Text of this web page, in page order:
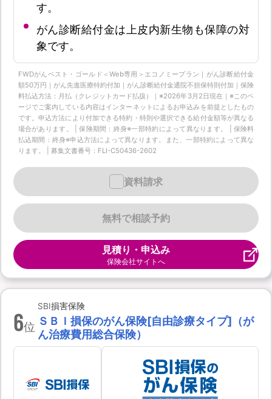
す。
がん診断給付金は上皮内新生物も保障の対
象です。
FWDがんベスト・ゴールド＜Web専用＞エコノミープラン｜がん診断給付金
額50万円｜がん先進医療特約付加｜がん診断給付金通院不担保特則付加｜保険
料払込方法：月払（クレジットカード払扱）｜※2026年3月2日現在｜※このペ
ージでご案内している内容はインターネットによるお申込みを前提としたもの
です。申込方法により付加できる特約・特則や選択できる給付金額等が異なる
場合があります。 | 保険期間：終身※一部特約によって異なります。 | 保険料
払込期間：終身※申込方法によって異なります。また、一部特約によって異な
ります。 | 募集文書番号：FLI-C50436-2602
無料で相談予約
資料請求
見積り・申込み
保険会社サイトへ
6位
SBI損害保険
ＳＢＩ損保のがん保険[自由診療タイプ]（が
ん治療費用総合保険）